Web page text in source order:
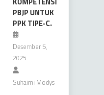
PBJP UNTUK
PPK TIPE-C.
Desember 5,
2025
Suhaimi Modys